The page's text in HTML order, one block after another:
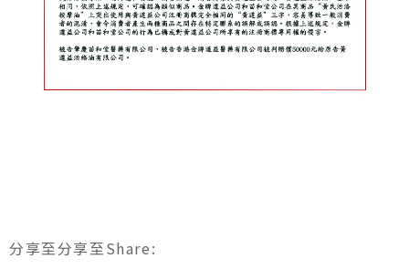
分享至分享至Share: